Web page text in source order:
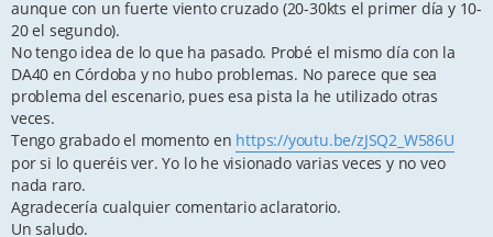
aunque con un fuerte viento cruzado (20-30kts el primer día y 10-
20 el segundo).
No tengo idea de lo que ha pasado. Probé el mismo día con la
DA40 en Córdoba y no hubo problemas. No parece que sea
problema del escenario, pues esa pista la he utilizado otras
veces.
Tengo grabado el momento en https://youtu.be/zJSQ2_W586U
por si lo queréis ver. Yo lo he visionado varias veces y no veo
nada raro.
Agradecería cualquier comentario aclaratorio.
Un saludo.